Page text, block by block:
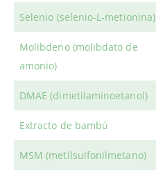
Selenio (selenio-L-metionina)
Molibdeno (molibdato de
amonio)
DMAE (dimetilaminoetanol)
Extracto de bambú
MSM (metilsulfonilmetano)